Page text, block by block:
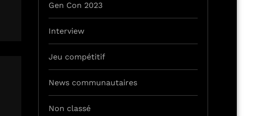
Gen Con 2023
Interview
Jeu compétitif
News communautaires
Non classé